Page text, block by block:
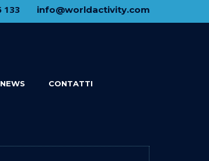
133 ​info@​worldactivity.com
NEWS CONTATTI